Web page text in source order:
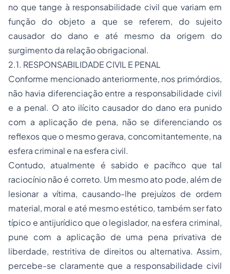
no que tange à responsabilidade civil que variam em
função do objeto a que se referem, do sujeito
causador do dano e até mesmo da origem do
surgimento da relação obrigacional.
2.1. RESPONSABILIDADE CIVIL E PENAL
Conforme mencionado anteriormente, nos primórdios,
não havia diferenciação entre a responsabilidade civil
e a penal. O ato ilícito causador do dano era punido
com a aplicação de pena, não se diferenciando os
reflexos que o mesmo gerava, concomitantemente, na
esfera criminal e na esfera civil.
Contudo, atualmente é sabido e pacífico que tal
raciocínio não é correto. Um mesmo ato pode, além de
lesionar a vítima, causando-lhe prejuízos de ordem
material, moral e até mesmo estético, também ser fato
típico e antijurídico que o legislador, na esfera criminal,
pune com a aplicação de uma pena privativa de
liberdade, restritiva de direitos ou alternativa. Assim,
percebe-se claramente que a responsabilidade civil